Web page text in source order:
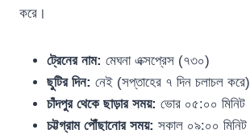
করে।
ট্রেনের নাম: মেঘনা এক্সপ্রেস (৭৩০)
ছুটির দিন: নেই (সপ্তাহের ৭ দিন চলাচল করে)
চাঁদপুর থেকে ছাড়ার সময়: ভোর ০৫:০০ মিনিট
চট্টগ্রাম পৌঁছানোর সময়: সকাল ০৯:০০ মিনিট